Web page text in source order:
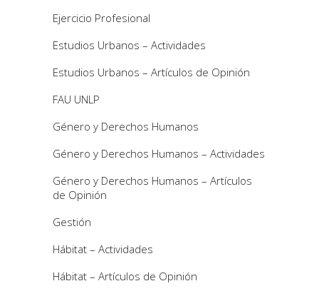
Ejercicio Profesional
Estudios Urbanos – Actividades
Estudios Urbanos – Artículos de Opinión
FAU UNLP
Género y Derechos Humanos
Género y Derechos Humanos – Actividades
Género y Derechos Humanos – Artículos
de Opinión
Gestión
Hábitat – Actividades
Hábitat – Artículos de Opinión